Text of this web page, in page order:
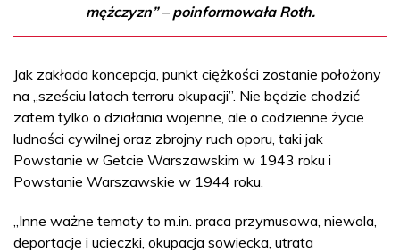
mężczyzn” – poinformowała Roth.
Jak zakłada koncepcja, punkt ciężkości zostanie położony
na „sześciu latach terroru okupacji”. Nie będzie chodzić
zatem tylko o działania wojenne, ale o codzienne życie
ludności cywilnej oraz zbrojny ruch oporu, taki jak
Powstanie w Getcie Warszawskim w 1943 roku i
Powstanie Warszawskie w 1944 roku.
„Inne ważne tematy to m.in. praca przymusowa, niewola,
deportacje i ucieczki, okupacja sowiecka, utrata